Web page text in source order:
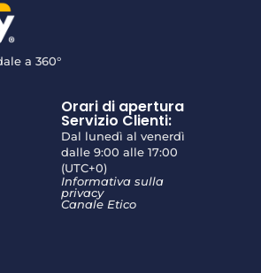
a 360°
Orari di apertura
Servizio Clienti:
Dal lunedì al venerdì
dalle 9:00 alle 17:00
(UTC+0)
Informativa sulla
privacy
Canale Etico